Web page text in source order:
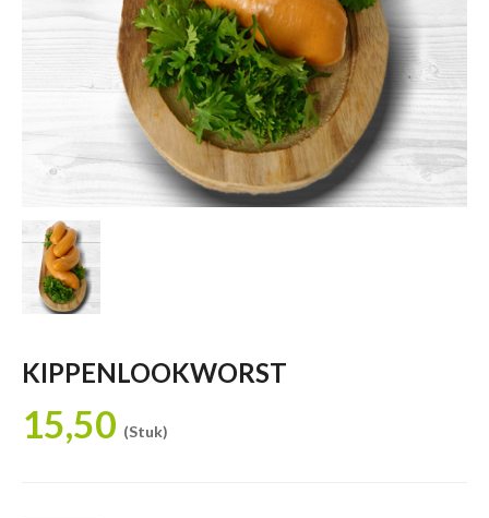
KIPPENLOOKWORST
15,50 (Stuk)